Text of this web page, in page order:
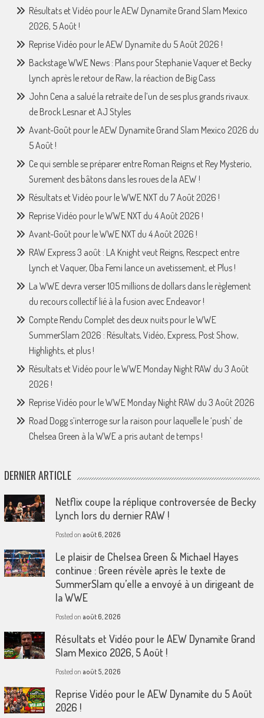
Résultats et Vidéo pour le AEW Dynamite Grand Slam Mexico
2026, 5 Août !
Reprise Vidéo pour le AEW Dynamite du 5 Août 2026 !
Backstage WWE News : Plans pour Stephanie Vaquer et Becky
Lynch après le retour de Raw, la réaction de Big Cass
John Cena a salué la retraite de l’un de ses plus grands rivaux.
de Brock Lesnar et AJ Styles
Avant-Goût pour le AEW Dynamite Grand Slam Mexico 2026 du
5 Août !
Ce qui semble se préparer entre Roman Reigns et Rey Mysterio,
Surement des bâtons dans les roues de la AEW !
Résultats et Vidéo pour le WWE NXT du 7 Août 2026 !
Reprise Vidéo pour le WWE NXT du 4 Août 2026 !
Avant-Goût pour le WWE NXT du 4 Août 2026 !
RAW Express 3 août : LA Knight veut Reigns, Rescpect entre
Lynch et Vaquer, Oba Femi lance un avetissement, et Plus !
La WWE devra verser 105 millions de dollars dans le règlement
du recours collectif lié à la fusion avec Endeavor !
Compte Rendu Complet des deux nuits pour le WWE
SummerSlam 2026 : Résultats, Vidéo, Express, Post Show,
Highlights, et plus !
Résultats et Vidéo pour le WWE Monday Night RAW du 3 Août
2026 !
Reprise Vidéo pour le WWE Monday Night RAW du 3 Août 2026
Road Dogg s’interroge sur la raison pour laquelle le ‘push’ de
Chelsea Green à la WWE a pris autant de temps !
DERNIER ARTICLE
Netflix coupe la réplique controversée de Becky
Lynch lors du dernier RAW !
Posted on août 6, 2026
Le plaisir de Chelsea Green & Michael Hayes
continue : Green révèle après le texte de
SummerSlam qu’elle a envoyé à un dirigeant de
la WWE
Posted on août 6, 2026
Résultats et Vidéo pour le AEW Dynamite Grand
Slam Mexico 2026, 5 Août !
Posted on août 5, 2026
Reprise Vidéo pour le AEW Dynamite du 5 Août
2026 !